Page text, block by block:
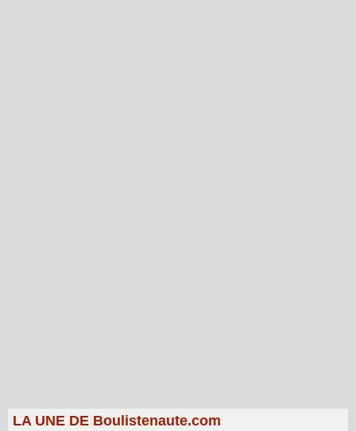
LA UNE DE Boulistenaute.com